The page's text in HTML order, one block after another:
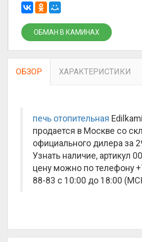
ОБМАН В КАМИНАХ
ОБЗОР ХАРАКТЕРИСТИКИ
печь отопительная
продается в Москве со
официального дилера за
Узнать наличие, артикул
цену можно по телефону
88-83 с 10:00 до 18:00